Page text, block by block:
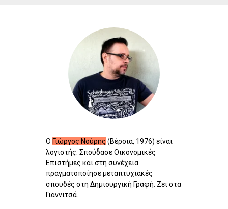
Ο Γιώργος Νούρης (Βέροια, 1976) είναι
λογιστής. Σπούδασε Οικονομικές
Επιστήμες και στη συνέχεια
πραγματοποίησε μεταπτυχιακές
σπουδές στη Δημιουργική Γραφή. Ζει στα
Γιαννιτσά.